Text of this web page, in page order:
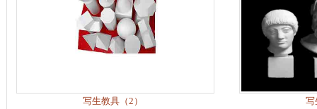
写生教具（2） 写